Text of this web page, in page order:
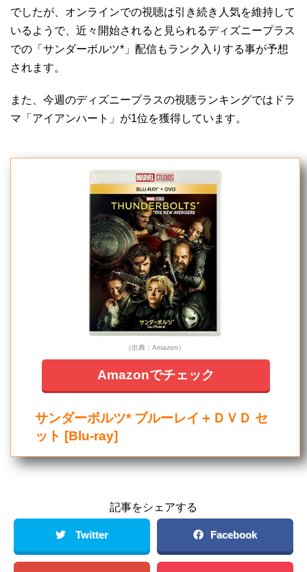
でしたが、オンラインでの視聴は引き続き人気を維持して
いるようで、近々開始されると見られるディズニープラス
での「サンダーボルツ*」配信もランク入りする事が予想
されます。
また、今週のディズニープラスの視聴ランキングではドラ
マ「アイアンハート」が1位を獲得しています。
（出典：Amazon）
Amazonでチェック
サンダーボルツ* ブルーレイ＋ＤＶＤ セ
ット [Blu-ray]
記事をシェアする
Twitter Facebook